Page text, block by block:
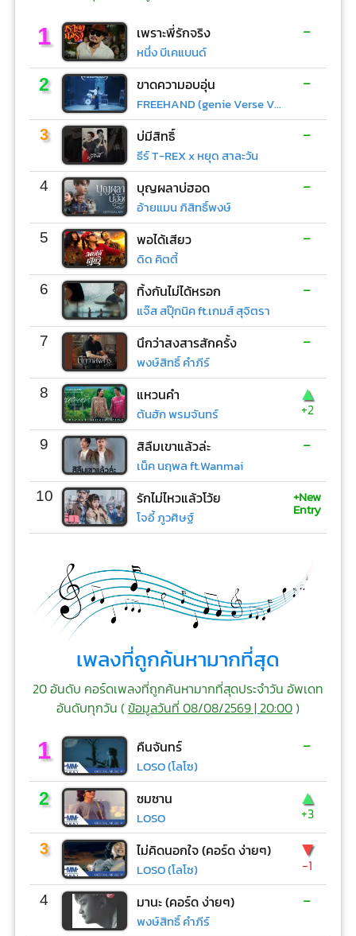
1 เพราะพี่รักจริง
หนึ่ง บีเคแบนด์
-
2 ขาดความอบอุ่น
FREEHAND (genie Verse Vol.1)
-
3 บ่มีสิทธิ์
ธีร์ T-REX x หยุด สาละวัน
-
4 บุญผลาบ่ฮอด
อ้ายแมน ภิสิทธิ์พงษ์
-
5 พอได้เสียว
ดิด คิตตี้
-
6 ทิ้งกันไม่ได้หรอก
แจ๊ส สปุ๊กนิค ft.เกมส์ สุจิตรา
-
7 นึกว่าสงสารสักครั้ง
พงษ์สิทธิ์ คำภีร์
-
8 แหวนคำ
ต้นฮัก พรมจันทร์
▲
+2
9 สิลืมเขาแล้วล่ะ
เน็ค นฤพล ft.Wanmai
-
10 รักไม่ไหวแล้วโว้ย
โจอี้ ภูวศิษฐ์
+New
Entry
เพลงที่ถูกค้นหามากที่สุด
20 อันดับ คอร์ดเพลงที่ถูกค้นหามากที่สุดประจำวัน อัพเดท
อันดับทุกวัน (ข้อมูลวันที่ 08/08/2569 | 20:00)
1 คืนจันทร์
LOSO (โลโซ)
-
2 ซมซาน
LOSO
▲
+3
3 ไม่คิดนอกใจ (คอร์ด ง่ายๆ)
LOSO (โลโซ)
▼
-1
4 มานะ (คอร์ด ง่ายๆ)
พงษ์สิทธิ์ คำภีร์
-